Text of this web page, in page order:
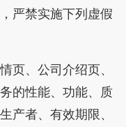
严禁实施下列虚假
页、公司介绍页、
的性能、功能、质
产者、有效期限、